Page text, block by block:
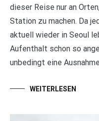
dieser Reise nur an
Station zu machen. Da
aktuell wieder in Seoul
Aufenthalt schon so
unbedingt eine
WEITERLESEN